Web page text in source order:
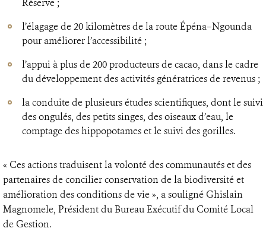
l’élagage de 20 kilomètres de la route Épéna–Ngounda
pour améliorer l’accessibilité ;
l’appui à plus de 200 producteurs de cacao, dans le cadre
du développement des activités génératrices de revenus ;
la conduite de plusieurs études scientifiques, dont le suivi
des ongulés, des petits singes, des oiseaux d’eau, le
comptage des hippopotames et le suivi des gorilles.
« Ces actions traduisent la volonté des communautés et des
partenaires de concilier conservation de la biodiversité et
amélioration des conditions de vie », a souligné Ghislain
Magnomele, Président du Bureau Exécutif du Comité Local
de Gestion.